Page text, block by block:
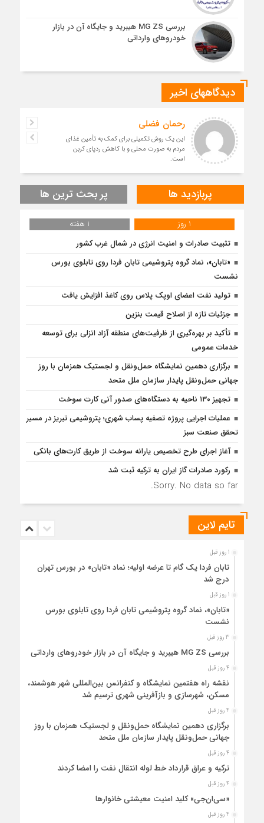
بررسی MG ZS هیبرید و جایگاه آن در بازار
خودروهای وارداتی
دیدگاههای اخیر
رحمان فضلی
این یک روش تکمیلی برای کمک به تأمین غذای
مردم به صورت محلی و با کاهش ردپای کربن
است.
پربازدید ها پر بحث ترین ها
1 روز
1 هفته
تثبیت صادرات و امنیت انرژی در شمال‌ غرب کشور
«تابان»، نماد گروه پتروشیمی تابان فردا روی تابلوی بورس
نشست
تولید نفت اعضای اوپک پلاس روی کاغذ افزایش یافت
جزئیات تازه از اصلاح قیمت بنزین
تأكید بر بهره‌گیری از ظرفیت‌های منطقه آزاد انزلی برای توسعه
خدمات عمومی
برگزاری دهمین نمایشگاه حمل‌ونقل و لجستیک همزمان با روز
جهانی حمل‌ونقل پایدار سازمان ملل متحد
تجهیز ۱۳۰ ناحیه به دستگاه‌های صدور آنی کارت سوخت
عملیات اجرایی پروژه تصفیه پساب شهری؛ پتروشیمی تبریز در مسیر
تحقق صنعت سبز
آغاز اجرای طرح تخصیص یارانه سوخت از طریق کارت‌های بانکی
رکورد صادرات گاز ایران به ترکیه ثبت شد
Sorry. No data so far.
تایم لاین
1 روز قبل
تابان فردا یک گام تا عرضه اولیه؛ نماد «تابان» در بورس تهران
درج شد
1 روز قبل
«تابان»، نماد گروه پتروشیمی تابان فردا روی تابلوی بورس
نشست
3 روز قبل
بررسی MG ZS هیبرید و جایگاه آن در بازار خودروهای وارداتی
4 روز قبل
نقشه راه هفتمین نمایشگاه و کنفرانس بین‌المللی شهر هوشمند،
مسکن، شهرسازی و بازآفرینی شهری ترسیم شد
4 روز قبل
برگزاری دهمین نمایشگاه حمل‌ونقل و لجستیک همزمان با روز
جهانی حمل‌ونقل پایدار سازمان ملل متحد
4 روز قبل
ترکیه و عراق قرارداد خط لوله انتقال نفت را امضا کردند
4 روز قبل
«سی‌ان‌جی» کلید امنیت معیشتی خانوارها
4 روز قبل